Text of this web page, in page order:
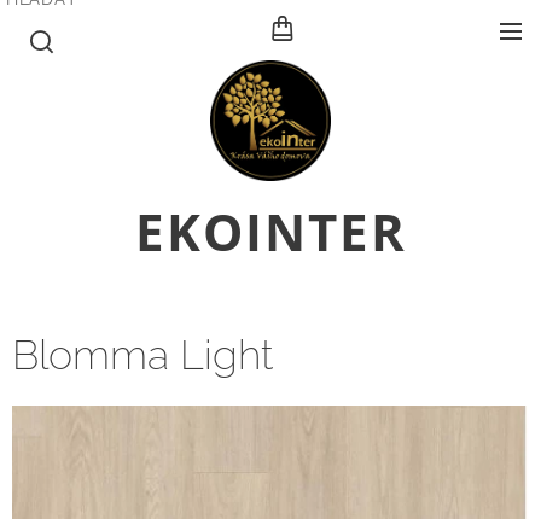
EKOINTER
Blomma Light